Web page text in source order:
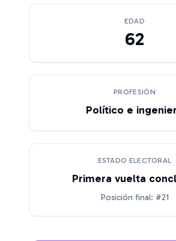
EDAD
62
PROFESIÓN
Político e
ESTADO ELECTORAL
Primera vuelta
Posición final: #21